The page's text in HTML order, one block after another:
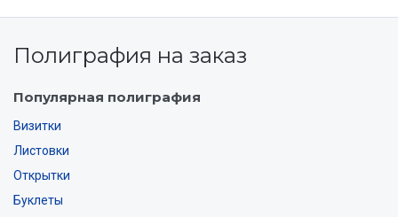
Полиграфия на заказ
Популярная полиграфия
Визитки
Листовки
Открытки
Буклеты